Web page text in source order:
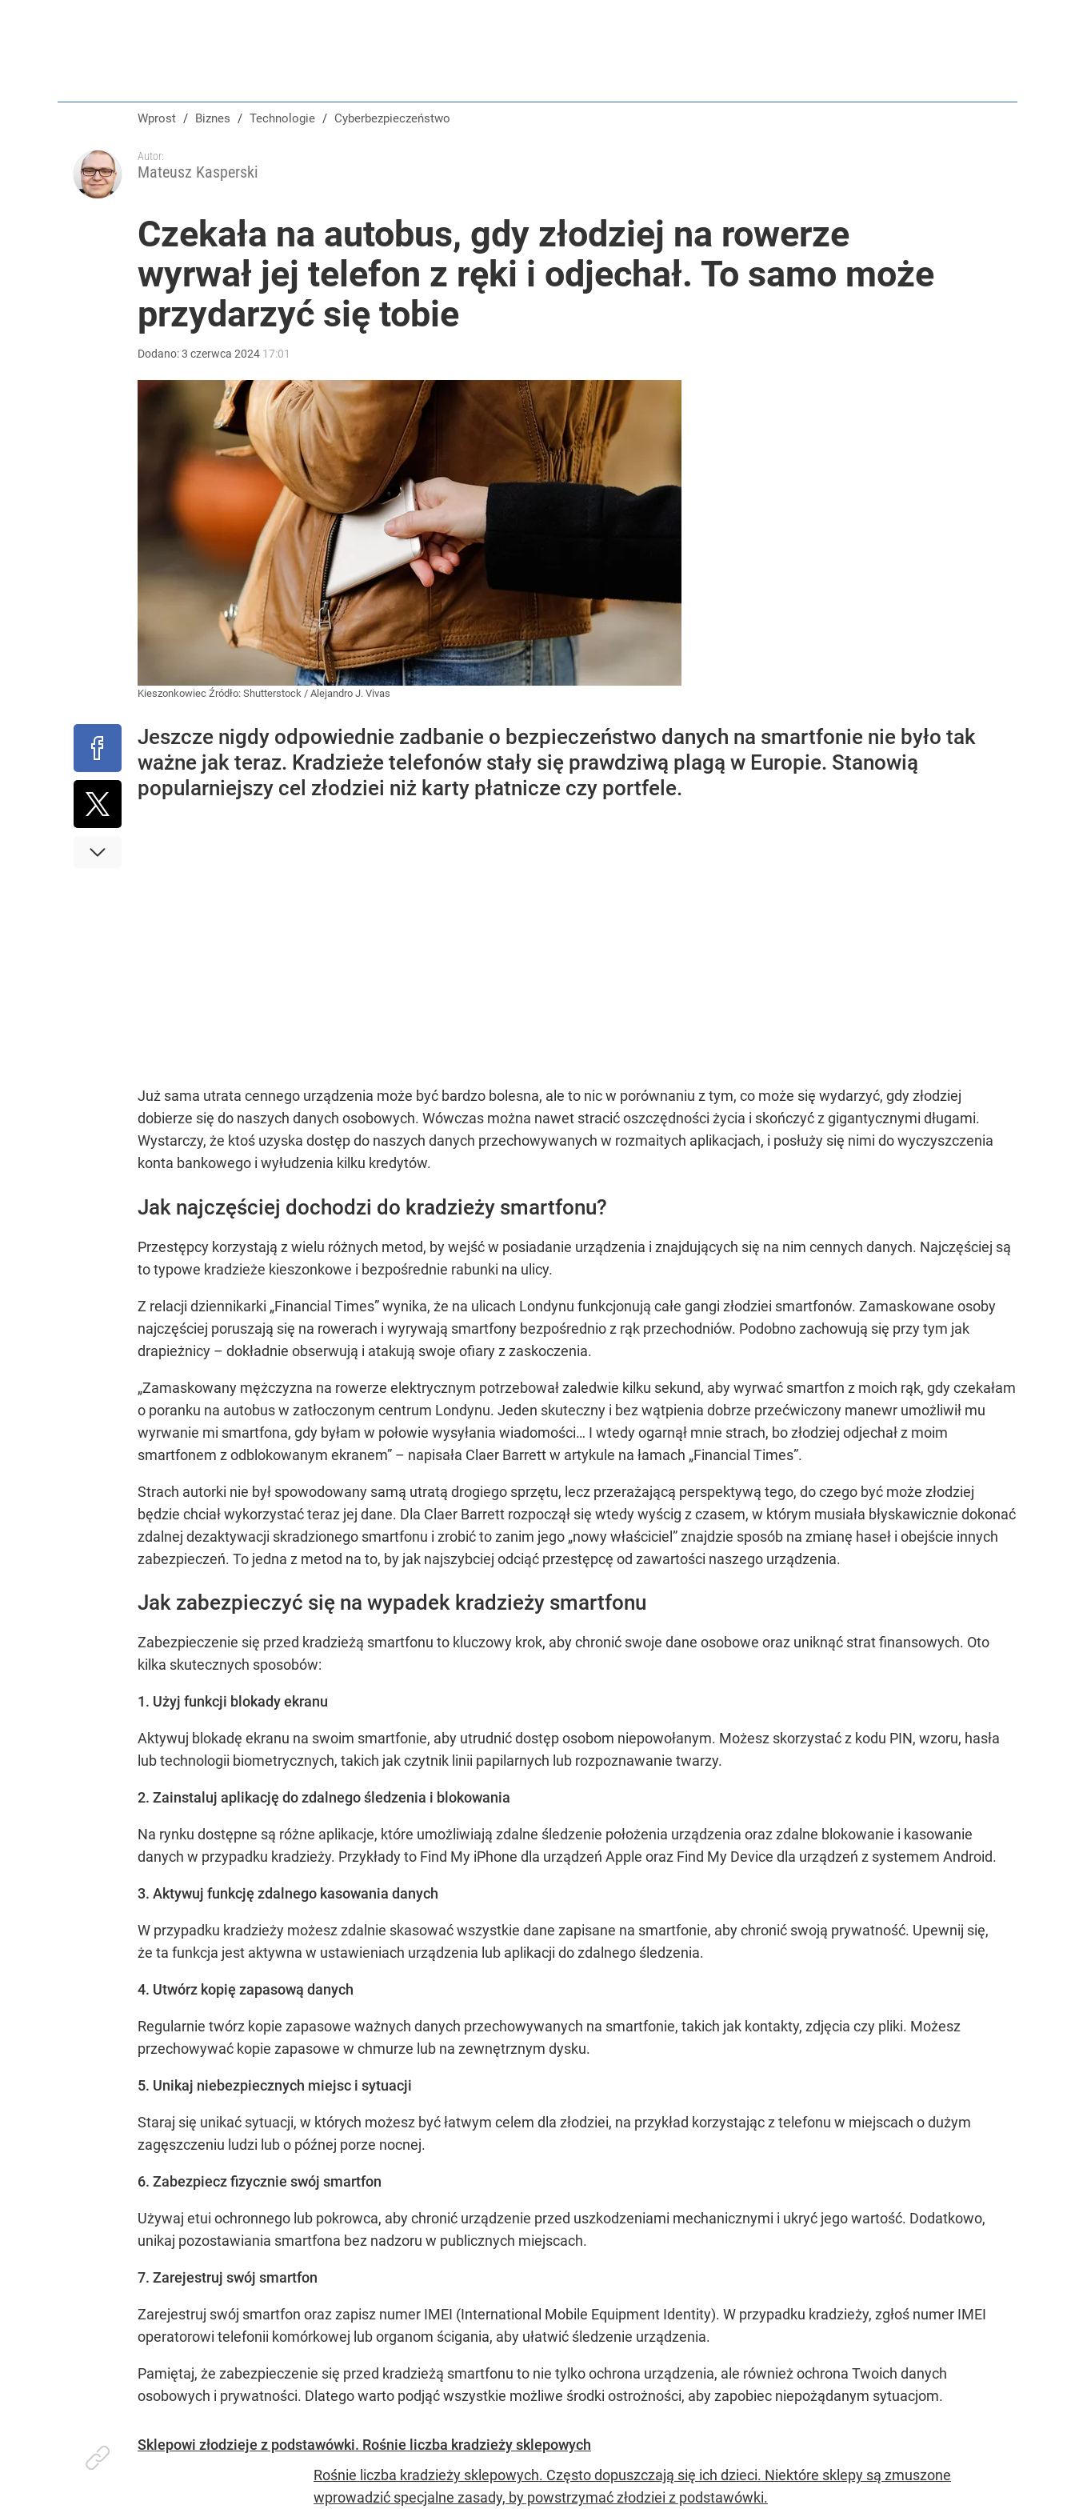
Wprost / Biznes / Technologie / Cyberbezpieczeństwo
Autor:
Mateusz Kasperski
Czekała na autobus, gdy złodziej na rowerze
wyrwał jej telefon z ręki i odjechał. To samo może
przydarzyć się tobie
Dodano:3 czerwca 2024 17:01
Kieszonkowiec Źródło: Shutterstock / Alejandro J. Vivas
Jeszcze nigdy odpowiednie zadbanie o bezpieczeństwo danych na smartfonie nie było tak
ważne jak teraz. Kradzieże telefonów stały się prawdziwą plagą w Europie. Stanowią
popularniejszy cel złodziei niż karty płatnicze czy portfele.
Już sama utrata cennego urządzenia może być bardzo bolesna, ale to nic w porównaniu z tym, co może się wydarzyć, gdy złodziej
dobierze się do naszych danych osobowych. Wówczas można nawet stracić oszczędności życia i skończyć z gigantycznymi długami.
Wystarczy, że ktoś uzyska dostęp do naszych danych przechowywanych w rozmaitych aplikacjach, i posłuży się nimi do wyczyszczenia
konta bankowego i wyłudzenia kilku kredytów.
Jak najczęściej dochodzi do kradzieży smartfonu?
Przestępcy korzystają z wielu różnych metod, by wejść w posiadanie urządzenia i znajdujących się na nim cennych danych. Najczęściej są
to typowe kradzieże kieszonkowe i bezpośrednie rabunki na ulicy.
Z relacji dziennikarki „Financial Times” wynika, że na ulicach Londynu funkcjonują całe gangi złodziei smartfonów. Zamaskowane osoby
najczęściej poruszają się na rowerach i wyrywają smartfony bezpośrednio z rąk przechodniów. Podobno zachowują się przy tym jak
drapieżnicy – dokładnie obserwują i atakują swoje ofiary z zaskoczenia.
„Zamaskowany mężczyzna na rowerze elektrycznym potrzebował zaledwie kilku sekund, aby wyrwać smartfon z moich rąk, gdy czekałam
o poranku na autobus w zatłoczonym centrum Londynu. Jeden skuteczny i bez wątpienia dobrze przećwiczony manewr umożliwił mu
wyrwanie mi smartfona, gdy byłam w połowie wysyłania wiadomości… I wtedy ogarnął mnie strach, bo złodziej odjechał z moim
smartfonem z odblokowanym ekranem” – napisała Claer Barrett w artykule na łamach „Financial Times”.
Strach autorki nie był spowodowany samą utratą drogiego sprzętu, lecz przerażającą perspektywą tego, do czego być może złodziej
będzie chciał wykorzystać teraz jej dane. Dla Claer Barrett rozpoczął się wtedy wyścig z czasem, w którym musiała błyskawicznie dokonać
zdalnej dezaktywacji skradzionego smartfonu i zrobić to zanim jego „nowy właściciel” znajdzie sposób na zmianę haseł i obejście innych
zabezpieczeń. To jedna z metod na to, by jak najszybciej odciąć przestępcę od zawartości naszego urządzenia.
Jak zabezpieczyć się na wypadek kradzieży smartfonu
Zabezpieczenie się przed kradzieżą smartfonu to kluczowy krok, aby chronić swoje dane osobowe oraz uniknąć strat finansowych. Oto
kilka skutecznych sposobów:
1. Użyj funkcji blokady ekranu
Aktywuj blokadę ekranu na swoim smartfonie, aby utrudnić dostęp osobom niepowołanym. Możesz skorzystać z kodu PIN, wzoru, hasła
lub technologii biometrycznych, takich jak czytnik linii papilarnych lub rozpoznawanie twarzy.
2. Zainstaluj aplikację do zdalnego śledzenia i blokowania
Na rynku dostępne są różne aplikacje, które umożliwiają zdalne śledzenie położenia urządzenia oraz zdalne blokowanie i kasowanie
danych w przypadku kradzieży. Przykłady to Find My iPhone dla urządzeń Apple oraz Find My Device dla urządzeń z systemem Android.
3. Aktywuj funkcję zdalnego kasowania danych
W przypadku kradzieży możesz zdalnie skasować wszystkie dane zapisane na smartfonie, aby chronić swoją prywatność. Upewnij się,
że ta funkcja jest aktywna w ustawieniach urządzenia lub aplikacji do zdalnego śledzenia.
4. Utwórz kopię zapasową danych
Regularnie twórz kopie zapasowe ważnych danych przechowywanych na smartfonie, takich jak kontakty, zdjęcia czy pliki. Możesz
przechowywać kopie zapasowe w chmurze lub na zewnętrznym dysku.
5. Unikaj niebezpiecznych miejsc i sytuacji
Staraj się unikać sytuacji, w których możesz być łatwym celem dla złodziei, na przykład korzystając z telefonu w miejscach o dużym
zagęszczeniu ludzi lub o późnej porze nocnej.
6. Zabezpiecz fizycznie swój smartfon
Używaj etui ochronnego lub pokrowca, aby chronić urządzenie przed uszkodzeniami mechanicznymi i ukryć jego wartość. Dodatkowo,
unikaj pozostawiania smartfona bez nadzoru w publicznych miejscach.
7. Zarejestruj swój smartfon
Zarejestruj swój smartfon oraz zapisz numer IMEI (International Mobile Equipment Identity). W przypadku kradzieży, zgłoś numer IMEI
operatorowi telefonii komórkowej lub organom ścigania, aby ułatwić śledzenie urządzenia.
Pamiętaj, że zabezpieczenie się przed kradzieżą smartfonu to nie tylko ochrona urządzenia, ale również ochrona Twoich danych
osobowych i prywatności. Dlatego warto podjąć wszystkie możliwe środki ostrożności, aby zapobiec niepożądanym sytuacjom.
Sklepowi złodzieje z podstawówki. Rośnie liczba kradzieży sklepowych
Rośnie liczba kradzieży sklepowych. Często dopuszczają się ich dzieci. Niektóre sklepy są zmuszone
wprowadzić specjalne zasady, by powstrzymać złodziei z podstawówki.